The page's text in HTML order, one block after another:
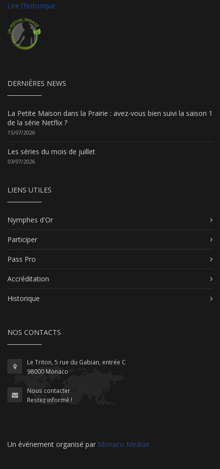
Lire l'historique
DERNIÈRES NEWS
La Petite Maison dans la Prairie : avez-vous bien suivi la saison 1
de la série Netflix ?
15/07/2026
Les séries du mois de juillet
03/07/2026
LIENS UTILES
Nymphes d'Or
Participer
Pass Pro
Accréditation
Historique
NOS CONTACTS
Le Triton, 5 rue du Gabian, entrée C
98000 Monaco
Nous contacter
Restez informé !
Un événement organisé par Monaco Mediax